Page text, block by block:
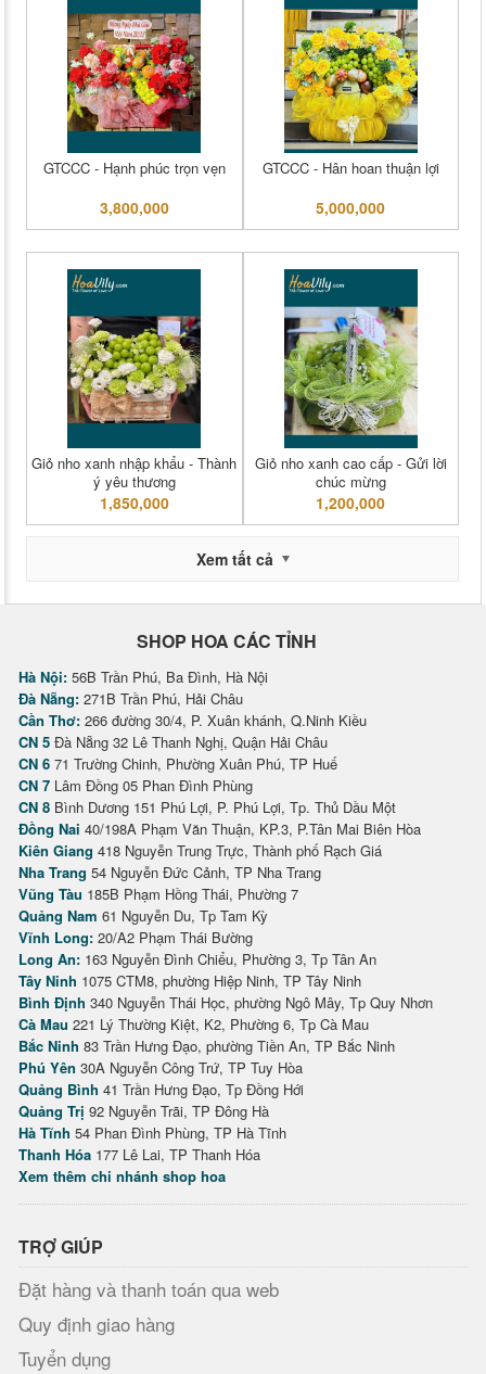
GTCCC - Hạnh phúc trọn vẹn
3,800,000
GTCCC - Hân hoan thuận lợi
5,000,000
Giỏ nho xanh nhập khẩu - Thành
ý yêu thương
1,850,000
Giỏ nho xanh cao cấp - Gửi lời
chúc mừng
1,200,000
Xem tất cả
SHOP HOA CÁC TỈNH
Hà Nội: 56B Trần Phú, Ba Đình, Hà Nội
Đà Nẵng: 271B Trần Phú, Hải Châu
Cần Thơ: 266 đường 30/4, P. Xuân khánh, Q.Ninh Kiều
CN 5 Đà Nẵng 32 Lê Thanh Nghị, Quận Hải Châu
CN 6 71 Trường Chinh, Phường Xuân Phú, TP Huế
CN 7 Lâm Đồng 05 Phan Đình Phùng
CN 8 Bình Dương 151 Phú Lợi, P. Phú Lợi, Tp. Thủ Dầu Một
Đồng Nai 40/198A Phạm Văn Thuận, KP.3, P.Tân Mai Biên Hòa
Kiên Giang 418 Nguyễn Trung Trực, Thành phố Rạch Giá
Nha Trang 54 Nguyễn Đức Cảnh, TP Nha Trang
Vũng Tàu 185B Phạm Hồng Thái, Phường 7
Quảng Nam 61 Nguyễn Du, Tp Tam Kỳ
Vĩnh Long: 20/A2 Phạm Thái Bường
Long An: 163 Nguyễn Đình Chiểu, Phường 3, Tp Tân An
Tây Ninh 1075 CTM8, phường Hiệp Ninh, TP Tây Ninh
Bình Định 340 Nguyễn Thái Học, phường Ngô Mây, Tp Quy Nhơn
Cà Mau 221 Lý Thường Kiệt, K2, Phường 6, Tp Cà Mau
Bắc Ninh 83 Trần Hưng Đạo, phường Tiền An, TP Bắc Ninh
Phú Yên 30A Nguyễn Công Trứ, TP Tuy Hòa
Quảng Bình 41 Trần Hưng Đạo, Tp Đồng Hới
Quảng Trị 92 Nguyễn Trãi, TP Đông Hà
Hà Tĩnh 54 Phan Đình Phùng, TP Hà Tĩnh
Thanh Hóa 177 Lê Lai, TP Thanh Hóa
Xem thêm chi nhánh shop hoa
TRỢ GIÚP
Đặt hàng và thanh toán qua web
Quy định giao hàng
Tuyển dụng